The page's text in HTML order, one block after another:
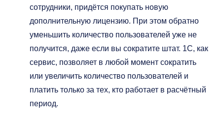
сотрудники, придётся покупать новую
дополнительную лицензию. При этом обратно
уменьшить количество пользователей уже не
получится, даже если вы сократите штат. 1С, как
сервис, позволяет в любой момент сократить
или увеличить количество пользователей и
платить только за тех, кто работает в расчётный
период.